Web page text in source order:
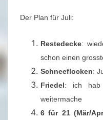
Der Plan für Juli:
Restedecke:
schon einen
Schneeflocken:
Friedel: ich hab
weitermache
6 für 21 (Mär/